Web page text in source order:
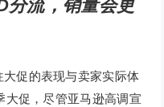
分流，销量会更
促的表现与卖家实际体
大促，尽管亚马逊高调宣